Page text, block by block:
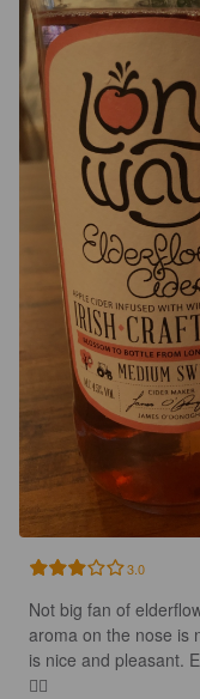
3.0
Not big fan of
aroma on the nose is
is nice and pleasant.
👍🏼